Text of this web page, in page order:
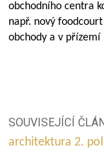
obchodního centra
např. nový
obchody a v přízemí
SOUVISEJÍCÍ
architektura 2.